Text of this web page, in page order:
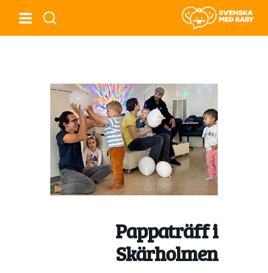
Pappaträff i
Skärholmen